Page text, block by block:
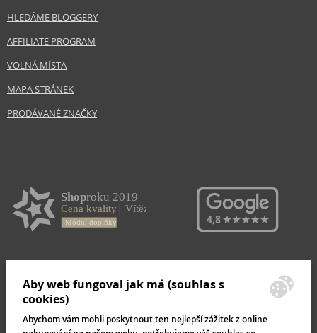
HLEDÁME BLOGGERY
AFFILIATE PROGRAM
VOLNÁ MÍSTA
MAPA STRÁNEK
PRODÁVANÉ ZNAČKY
Aby web fungoval jak má (souhlas s
cookies)
Abychom vám mohli poskytnout ten nejlepší zážitek z online